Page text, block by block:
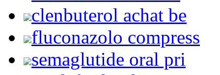
clenbuterol achat be
fluconazolo compress
semaglutide oral pri